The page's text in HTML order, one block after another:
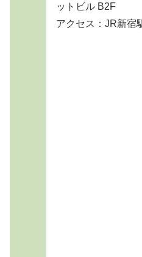
ットビル B2F
アクセス：JR新宿